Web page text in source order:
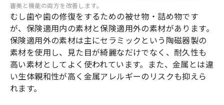
審美と機能の両方を改善します。
むし歯や歯の修復をするための被せ物・詰め物です
が、保険適用内の素材と保険適用外の素材があります。
保険適用外の素材は主にセラミックという陶磁器製の
素材を使用し、見た目が綺麗なだけでなく、耐久性も
高い素材としてよく使われています。また、金属とは違
い生体親和性が高く金属アレルギーのリスクも抑えら
れます。